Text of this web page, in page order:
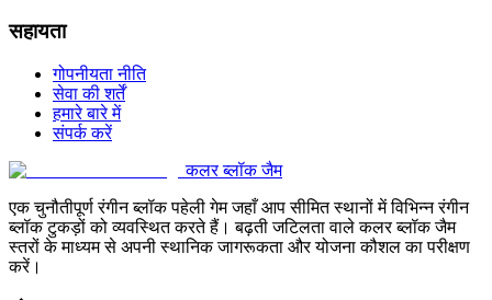
सहायता
गोपनीयता नीति
सेवा की शर्तें
हमारे बारे में
संपर्क करें
कलर ब्लॉक जैम
एक चुनौतीपूर्ण रंगीन ब्लॉक पहेली गेम जहाँ आप सीमित स्थानों में विभिन्न रंगीन
ब्लॉक टुकड़ों को व्यवस्थित करते हैं। बढ़ती जटिलता वाले कलर ब्लॉक जैम
स्तरों के माध्यम से अपनी स्थानिक जागरूकता और योजना कौशल का परीक्षण
करें।